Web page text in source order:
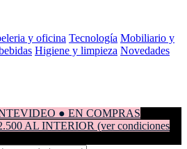
y oficina Tecnología Mobiliario y
Higiene y limpieza Novedades
● EN COMPRAS
AL INTERIOR (ver condiciones